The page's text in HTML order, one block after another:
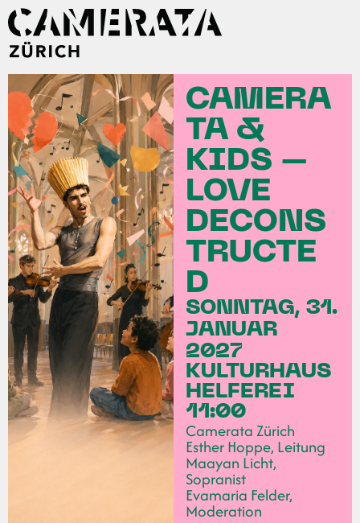
CAMERA
TA &
KIDS –
LOVE
DECONS
TRUCTE
D
SONNTAG, 31.
JANUAR
2027
KULTURHAUS
HELFEREI
11:00
Camerata Zürich
Esther Hoppe, Leitung
Maayan Licht,
Sopranist
Evamaria Felder,
Moderation